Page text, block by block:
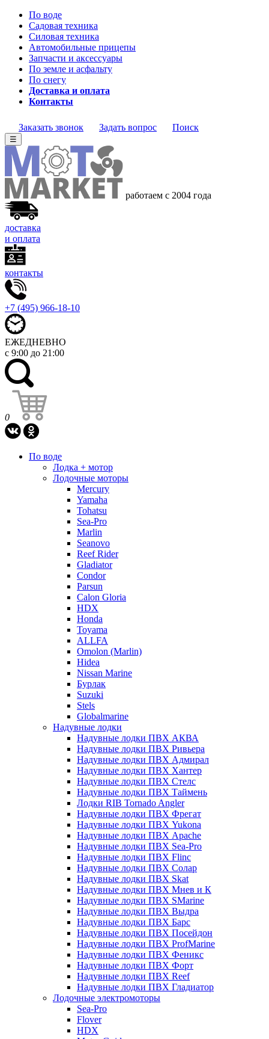
По воде
Садовая техника
Силовая техника
Автомобильные прицепы
Запчасти и аксессуары
По земле и асфальту
По снегу
Доставка и оплата
Контакты
Заказать звонок Задать вопрос Поиск
☰
работаем с 2004 года
доставка
и оплата
контакты
+7 (495) 966-18-10
ЕЖЕДНЕВНО
с 9:00 до 21:00
0
По воде
Лодка + мотор
Лодочные моторы
Mercury
Yamaha
Tohatsu
Sea-Pro
Marlin
Seanovo
Reef Rider
Gladiator
Condor
Parsun
Calon Gloria
HDX
Honda
Toyama
ALLFA
Omolon (Marlin)
Hidea
Nissan Marine
Бурлак
Suzuki
Stels
Globalmarine
Надувные лодки
Надувные лодки ПВХ АКВА
Надувные лодки ПВХ Ривьера
Надувные лодки ПВХ Адмирал
Надувные лодки ПВХ Хантер
Надувные лодки ПВХ Стелс
Надувные лодки ПВХ Таймень
Лодки RIB Tornado Angler
Надувные лодки ПВХ Фрегат
Надувные лодки ПВХ Yukona
Надувные лодки ПВХ Apache
Надувные лодки ПВХ Sea-Pro
Надувные лодки ПВХ Flinc
Надувные лодки ПВХ Солар
Надувные лодки ПВХ Skat
Надувные лодки ПВХ Мнев и К
Надувные лодки ПВХ SMarine
Надувные лодки ПВХ Выдра
Надувные лодки ПВХ Барс
Надувные лодки ПВХ Посейдон
Надувные лодки ПВХ ProfMarine
Надувные лодки ПВХ Феникс
Надувные лодки ПВХ Форт
Надувные лодки ПВХ Reef
Надувные лодки ПВХ Гладиатор
Лодочные электромоторы
Sea-Pro
Flover
HDX